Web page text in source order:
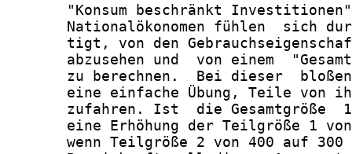
"Konsum beschränkt
Nationalökonomen fühlen  sich
tigt, von den
abzusehen und  von einem
zu berechnen.  Bei dieser
eine einfache Übung, Teile von
zufahren. Ist  die Gesamtgröße
eine Erhöhung der Teilgröße 1
wenn Teilgröße 2 von 400 auf 300